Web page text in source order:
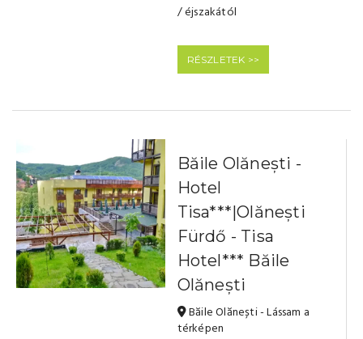
/ éjszakától
RÉSZLETEK >>
Băile Olănești -
Hotel
Tisa***|Olănești
Fürdő - Tisa
Hotel*** Băile
Olănești
Băile Olănești - Lássam a
térképen